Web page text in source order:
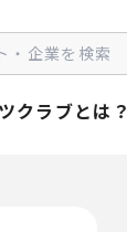
クラブとは？